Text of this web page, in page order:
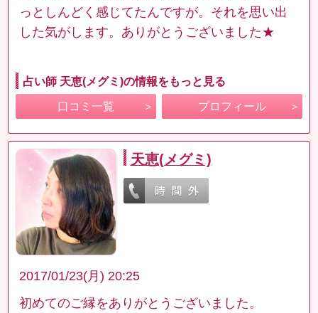
っとしんどく感じてたんですが。それを思い出
した気がします。ありがとうございました★
占い師 天恵(メグミ)の情報をもっと見る
口コミ一覧 プロフィール
天恵(メグミ)
2017/01/23(月) 20:25
初めてのご縁をありがとうございました。